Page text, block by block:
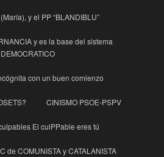
y el PP “BLANDIBLU”
y es la base del sistema
DEMOCRATICO
con un buen comienzo
CINISMO PSOE-PSPV
El culPPable eres tú
de COMUNISTA y CATALANISTA